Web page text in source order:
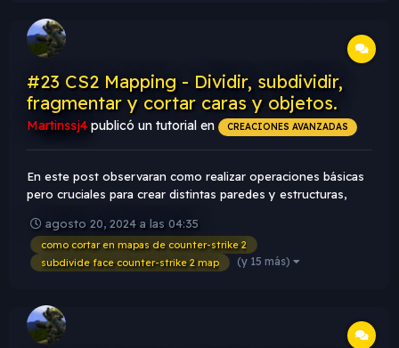
#23 CS2 Mapping - Dividir, subdividir,
fragmentar y cortar caras y objetos.
Martinssj4 publicó un tutorial en CREACIONES AVANZADAS
En este post observaran como realizar operaciones básicas
pero cruciales para crear distintas paredes y estructuras,
Counter-Strike 2 estas cuestiones van mucho mas allá con
respecto al motor del Counter-Strike 1.6 y brinda muchas
mas po...
agosto 20, 2024 a las 04:35
como cortar en mapas de counter-strike 2
subdivide face counter-strike 2 map
(y 15 más)